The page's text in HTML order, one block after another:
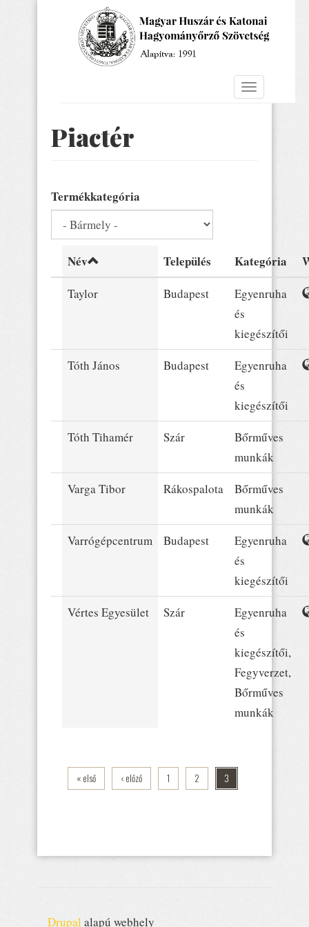
Navigáció
Piactér
Termékkategória
Név Település Kategória
Taylor Budapest
Egyenruha
és
kiegészítői
Tóth János
Budapest
Egyenruha
és
kiegészítői
Tóth Tihamér
Szár
Bőrműves
munkák
Varga Tibor
Rákospalota
Bőrműves
munkák
Varrógépcentrum
Budapest
Egyenruha
és
kiegészítői
Vértes Egyesület
Szár
Egyenruha
és
kiegészítői,
Fegyverzet,
Bőrműves
munkák
« első ‹ előző 1 2 3
Drupal alapú webhely